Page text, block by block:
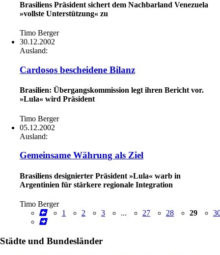
Brasiliens Präsident sichert dem Nachbarland Venezuela
»vollste Unterstützung« zu
Timo Berger
30.12.2002
Ausland:
Cardosos bescheidene Bilanz
Brasilien: Übergangskommission legt ihren Bericht vor.
»Lula« wird Präsident
Timo Berger
05.12.2002
Ausland:
Gemeinsame Währung als Ziel
Brasiliens designierter Präsident »Lula« warb in
Argentinien für stärkere regionale Integration
Timo Berger
1
2 3 ... 27 28 29
Städte und Bundesländer